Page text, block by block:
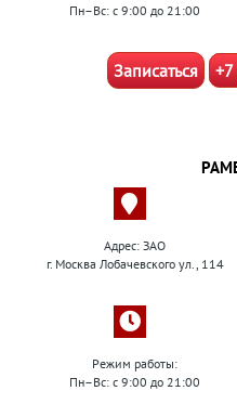
Пн–Вс: с 9:00 до 21:00
Записаться
Адрес: ЗАО
г. Москва Лобачевского ул., 114
Режим работы:
Пн–Вс: с 9:00 до 21:00